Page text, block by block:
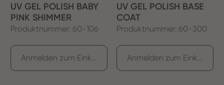
UV GEL POLISH BABY
PINK SHIMMER
Produktnummer: 60-106
UV GEL POLISH BASE
COAT
Produktnummer: 60-300